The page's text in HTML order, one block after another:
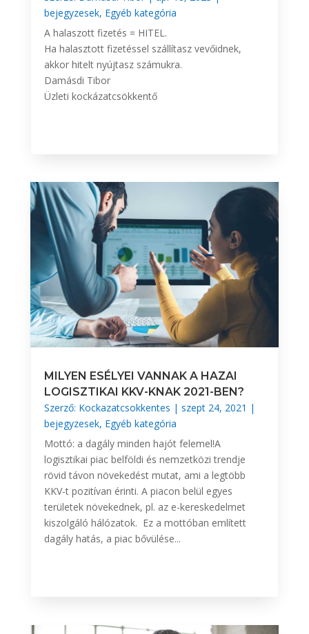
bejegyzesek, Egyéb kategória
A halaszott fizetés = HITEL.
Ha halasztott fizetéssel szállítasz vevőidnek,
akkor hitelt nyújtasz számukra.
Damásdi Tibor
Üzleti kockázatcsökkentő
MILYEN ESÉLYEI VANNAK A HAZAI
LOGISZTIKAI KKV-KNAK 2021-BEN?
Szerző: Kockazatcsokkentes | szept 24, 2021 |
bejegyzesek, Egyéb kategória
Mottó: a dagály minden hajót felemel!A
logisztikai piac belföldi és nemzetközi trendje
rövid távon növekedést mutat, ami a legtöbb
KKV-t pozitívan érinti. A piacon belül egyes
területek növekednek, pl. az e-kereskedelmet
kiszolgáló hálózatok. Ez a mottóban említett
dagály hatás, a piac bővülése...